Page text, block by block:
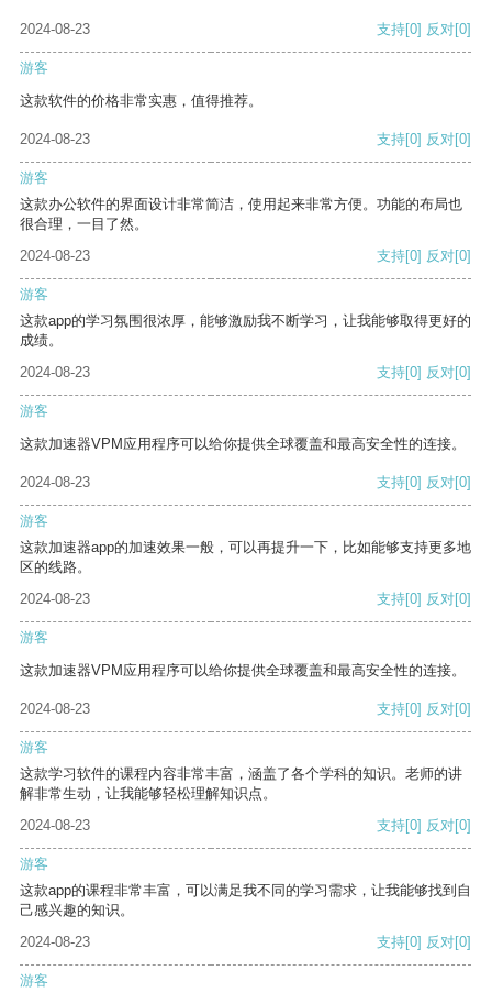
2024-08-23 支持[0] 反对[0]
游客
这款软件的价格非常实惠，值得推荐。
2024-08-23 支持[0] 反对[0]
游客
这款办公软件的界面设计非常简洁，使用起来非常方便。功能的布局也
很合理，一目了然。
2024-08-23
支持[0] 反对[0]
游客
这款app的学习氛围很浓厚，能够激励我不断学习，让我能够取得更好的
成绩。
2024-08-23
支持[0] 反对[0]
游客
这款加速器VPM应用程序可以给你提供全球覆盖和最高安全性的连接。
2024-08-23 支持[0] 反对[0]
游客
这款加速器app的加速效果一般，可以再提升一下，比如能够支持更多地
区的线路。
2024-08-23
支持[0] 反对[0]
游客
这款加速器VPM应用程序可以给你提供全球覆盖和最高安全性的连接。
2024-08-23 支持[0] 反对[0]
游客
这款学习软件的课程内容非常丰富，涵盖了各个学科的知识。老师的讲
解非常生动，让我能够轻松理解知识点。
2024-08-23
支持[0] 反对[0]
游客
这款app的课程非常丰富，可以满足我不同的学习需求，让我能够找到自
己感兴趣的知识。
2024-08-23
支持[0] 反对[0]
游客